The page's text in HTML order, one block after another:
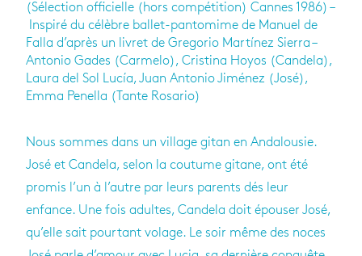
(Sélection officielle (hors compétition) Cannes 1986) –
Inspiré du célèbre ballet-pantomime de Manuel de
Falla d’après un livret de Gregorio Martínez Sierra –
Antonio Gades (Carmelo), Cristina Hoyos (Candela),
Laura del Sol Lucía, Juan Antonio Jiménez (José),
Emma Penella (Tante Rosario)
Nous sommes dans un village gitan en Andalousie.
José et Candela, selon la coutume gitane, ont été
promis l’un à l’autre par leurs parents dés leur
enfance. Une fois adultes, Candela doit épouser José,
qu’elle sait pourtant volage. Le soir même des noces